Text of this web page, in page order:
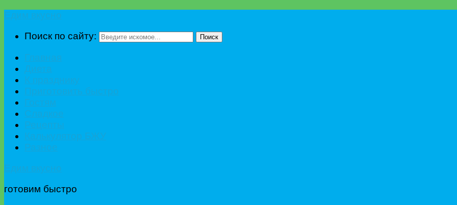
Поиск по сайту:
Поиск
готовим быстро